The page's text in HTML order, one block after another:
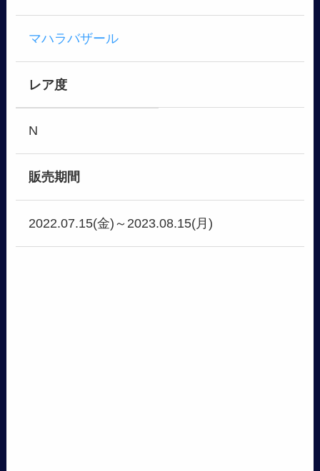
マハラバザール
レア度
N
販売期間
2022.07.15(金)～2023.08.15(月)